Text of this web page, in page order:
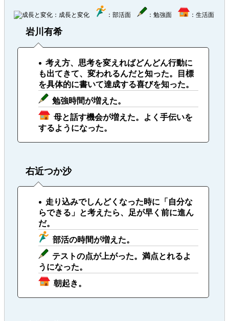
：成長と変化 ：部活面 ：勉強面 ：生活面
岩川有希
考え方、思考を変えればどんどん行動に
も出てきて、変われるんだと知った。目標
を具体的に書いて達成する喜びを知った。
勉強時間が増えた。
母と話す機会が増えた。よく手伝いを
するようになった。
右近つか沙
走り込みでしんどくなった時に「自分な
らできる」と考えたら、足が早く前に進ん
だ。
部活の時間が増えた。
テストの点が上がった。満点とれるよ
うになった。
朝起き。